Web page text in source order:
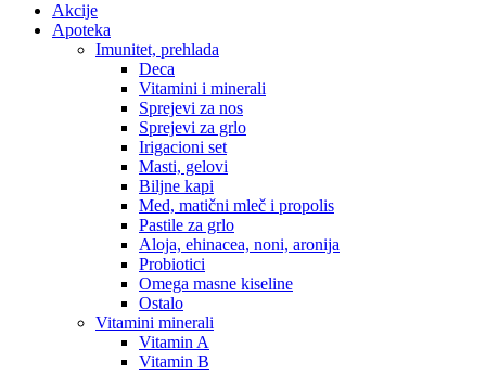
Akcije
Apoteka
Imunitet, prehlada
Deca
Vitamini i minerali
Sprejevi za nos
Sprejevi za grlo
Irigacioni set
Masti, gelovi
Biljne kapi
Med, matični mleč i propolis
Pastile za grlo
Aloja, ehinacea, noni, aronija
Probiotici
Omega masne kiseline
Ostalo
Vitamini minerali
Vitamin A
Vitamin B